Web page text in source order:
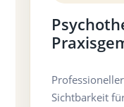
Sichtbarkeit